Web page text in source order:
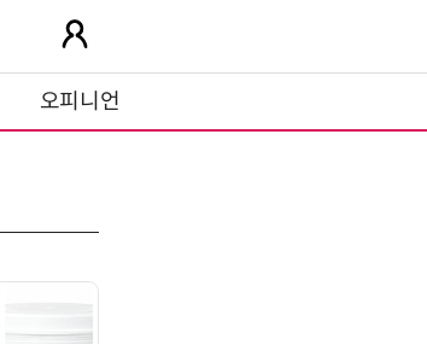
오피니언